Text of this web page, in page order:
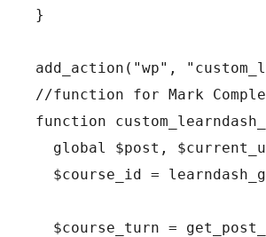
}
add_action("wp",
//function for Mark
function
global $post,
$course_id =
$course_turn =